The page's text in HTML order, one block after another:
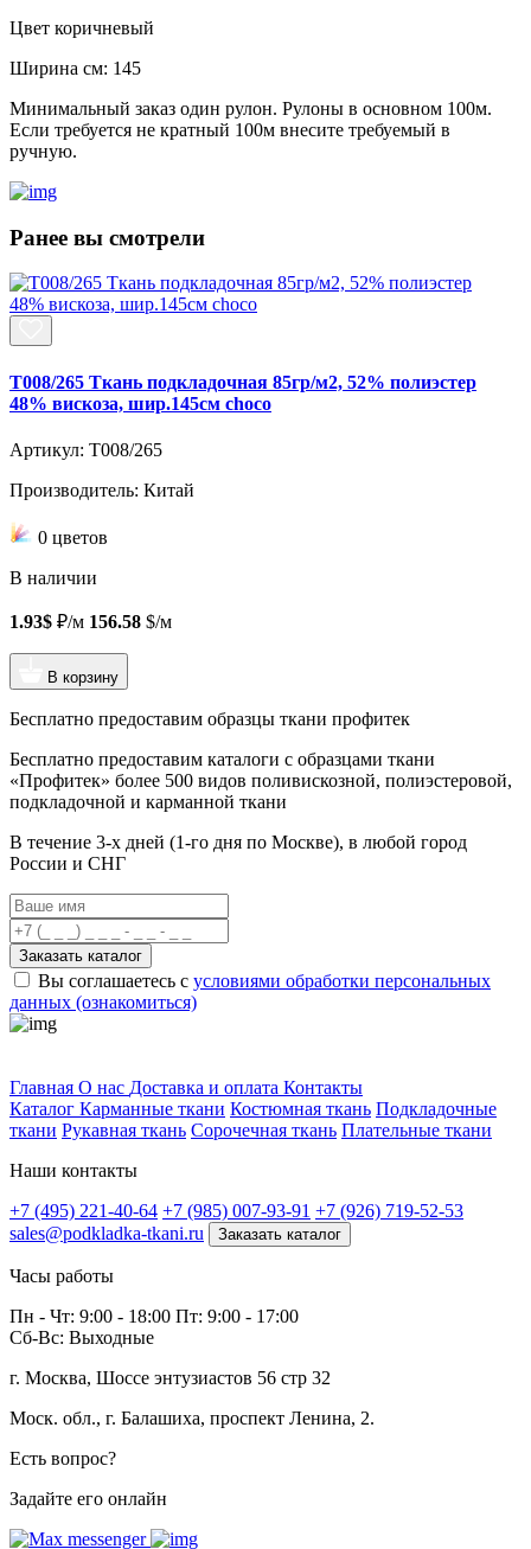
Цвет коричневый
Ширина см: 145
Минимальный заказ один рулон. Рулоны в основном 100м.
Если требуется не кратный 100м внесите требуемый в
ручную.
Ранее вы смотрели
T008/265 Ткань подкладочная 85гр/м2, 52% полиэстер
48% вискоза, шир.145см choco
Артикул: T008/265
Производитель: Китай
0 цветов
В наличии
1.93$ ₽/м 156.58 $/м
В корзину
Бесплатно предоставим образцы ткани профитек
Бесплатно предоставим каталоги с образцами ткани
«Профитек» более 500 видов поливискозной, полиэстеровой,
подкладочной и карманной ткани
В течение 3-х дней (1-го дня по Москве), в любой город
России и СНГ
Заказать каталог
Вы соглашаетесь с условиями обработки персональных
данных (ознакомиться)
Главная О нас Доставка и оплата Контакты
Каталог Карманные ткани Костюмная ткань Подкладочные
ткани Рукавная ткань Сорочечная ткань Плательные ткани
Наши контакты
+7 (495) 221-40-64 +7 (985) 007-93-91 +7 (926) 719-52-53
sales@podkladka-tkani.ru
Заказать каталог
Часы работы
Пн - Чт: 9:00 - 18:00 Пт: 9:00 - 17:00
Сб-Вс: Выходные
г. Москва, Шоссе энтузиастов 56 стр 32
Моск. обл., г. Балашиха, проспект Ленина, 2.
Есть вопрос?
Задайте его онлайн